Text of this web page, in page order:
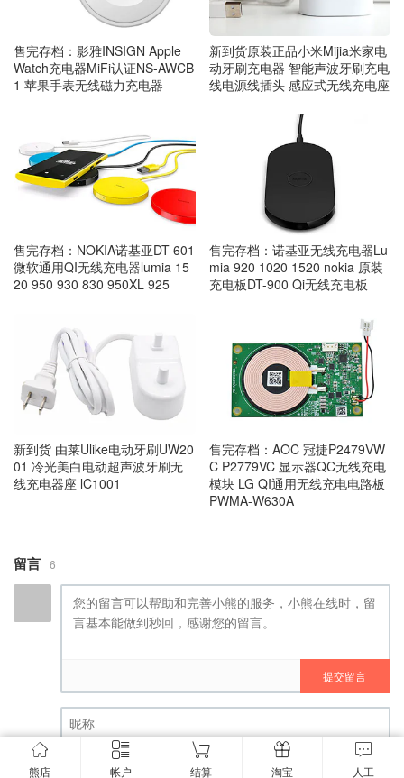
售完存档：影雅INSIGN Apple
Watch充电器MiFi认证NS-AWCB
1 苹果手表无线磁力充电器
新到货原装正品小米Mijia米家电
动牙刷充电器 智能声波牙刷充电
线电源线插头 感应式无线充电座
售完存档：NOKIA诺基亚DT-601
微软通用QI无线充电器lumia 15
20 950 930 830 950XL 925
售完存档：诺基亚无线充电器Lu
mia 920 1020 1520 nokia 原装
充电板DT-900 Qi无线充电板
新到货 由莱Ulike电动牙刷UW20
01 冷光美白电动超声波牙刷无
线充电器座 lC1001
售完存档：AOC 冠捷P2479VW
C P2779VC 显示器QC无线充电
模块 LG QI通用无线充电电路板
PWMA-W630A
留言 6
提交留言
昵称 (必填)
熊店 帐户 结算 淘宝 人工